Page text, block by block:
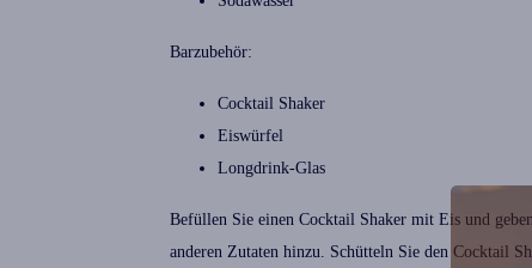
Barzubehör:
Cocktail Shaker
Eiswürfel
Longdrink-Glas
Befüllen Sie einen Cocktail Shaker mit Eis und
anderen Zutaten hinzu. Schütteln Sie den Cocktail